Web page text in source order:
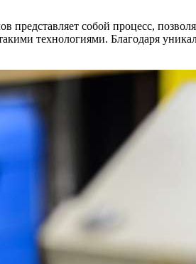
представляет собой процесс,
технологиями. Благодаря